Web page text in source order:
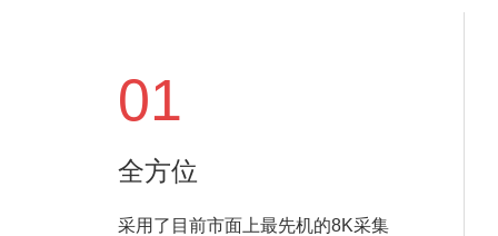
01
全方位
采用了目前市面上最先机的8K采集